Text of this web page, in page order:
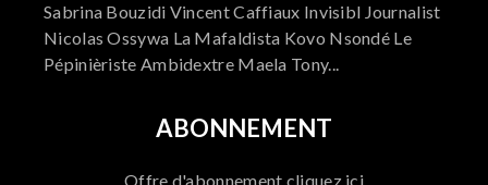
Sabrina Bouzidi Vincent Caffiaux Invisibl Journalist
Nicolas Ossywa La Mafaldista Kovo Nsondé Le
Pépinièriste Ambidextre Maela Tony...
ABONNEMENT
Offre d'abonnement cliquez ici